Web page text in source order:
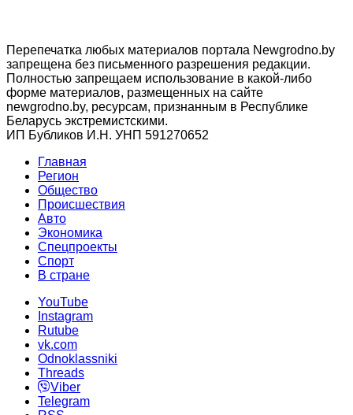
Перепечатка любых материалов портала Newgrodno.by
запрещена без письменного разрешения редакции.
Полностью запрещаем использование в какой-либо
форме материалов, размещенных на сайте
newgrodno.by, ресурсам, признанным в Республике
Беларусь экстремистскими.
ИП Бубликов И.Н. УНП 591270652
Главная
Регион
Общество
Происшествия
Авто
Экономика
Спецпроекты
Cпорт
В стране
YouTube
Instagram
Rutube
vk.com
Odnoklassniki
Threads
Viber
Telegram